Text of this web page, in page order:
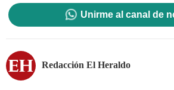
Unirme al canal de
Redacción El Heraldo